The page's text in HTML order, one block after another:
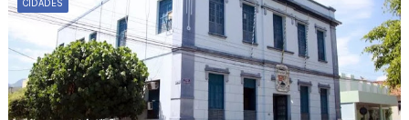
CIDADES